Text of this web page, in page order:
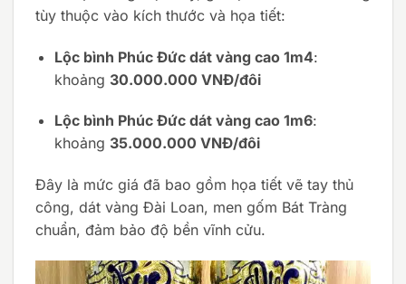
tùy thuộc vào kích thước và họa tiết:
Lộc bình Phúc Đức dát vàng cao 1m4:
khoảng 30.000.000 VNĐ/đôi
Lộc bình Phúc Đức dát vàng cao 1m6:
khoảng 35.000.000 VNĐ/đôi
Đây là mức giá đã bao gồm họa tiết vẽ tay thủ
công, dát vàng Đài Loan, men gốm Bát Tràng
chuẩn, đảm bảo độ bền vĩnh cửu.